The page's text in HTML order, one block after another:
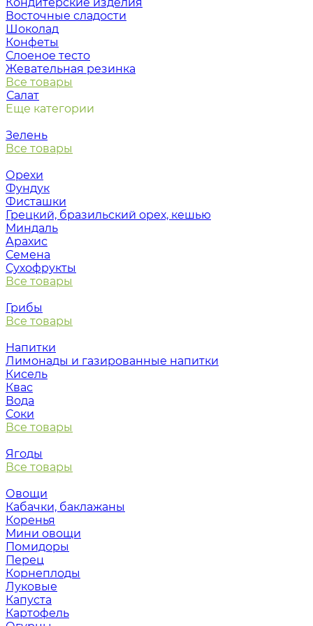
Восточные сладости
Шоколад
Конфеты
Слоеное тесто
Жевательная резинка
Все товары
Салат
Еще категории
Зелень
Все товары
Орехи
Фундук
Фисташки
Грецкий, бразильский орех, кешью
Миндаль
Арахис
Семена
Сухофрукты
Все товары
Грибы
Все товары
Напитки
Лимонады и газированные напитки
Кисель
Квас
Вода
Соки
Все товары
Ягоды
Все товары
Овощи
Кабачки, баклажаны
Коренья
Мини овощи
Помидоры
Перец
Корнеплоды
Луковые
Капуста
Картофель